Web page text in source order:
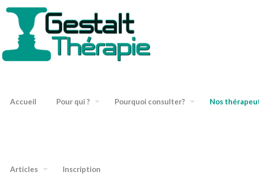
Accueil Pour qui ? Pourquoi consulter? Nos
Articles Inscription